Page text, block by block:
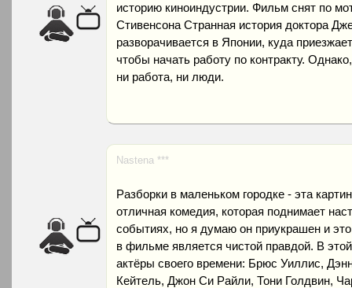
историю киноиндустрии. Фильм снят по
Стивенсона Странная история доктора
разворачивается в Японии, куда
чтобы начать работу по контракту.
ни работа, ни люди.
Nastena ***
Разборки в маленьком городке - эта
отличная комедия, которая поднимает
событиях, но я думаю он приукрашен и
в фильме является чистой правдой. В
актёры своего времени: Брюс Уиллис,
Кейтель, Джон Си Райли, Тони Голдвин,